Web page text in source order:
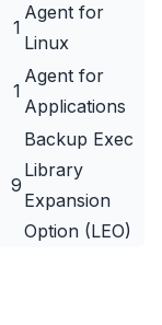
1
Agent for
Linux
1
Agent for
Applications
9
Backup Exec
Library
Expansion
Option (LEO)